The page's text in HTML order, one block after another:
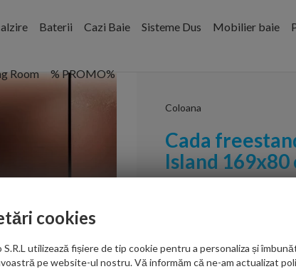
Baterii Cazi Baie Sisteme Dus Mobilier baie
Room % PROMO%
Coloana
Cada
Island
12,160.00
cookies
S.R.L utilizează fișiere de tip cookie pentru a personaliza și
pe website-ul nostru. Vă informăm că ne-am actualizat